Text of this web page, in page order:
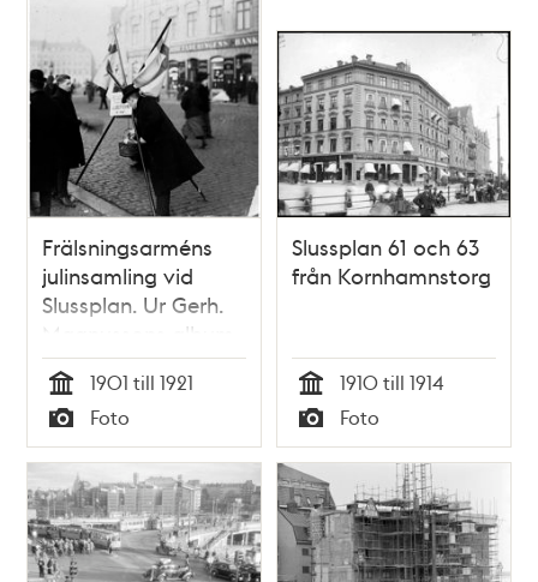
Frälsningsarméns
julinsamling vid
Slussplan. Ur Gerh.
Magnussons album
1901-1921
Tid
1901 till 1921
Typ
Foto
Slussplan 61 och 63
från Kornhamnstorg
Tid
1910 till 1914
Typ
Foto